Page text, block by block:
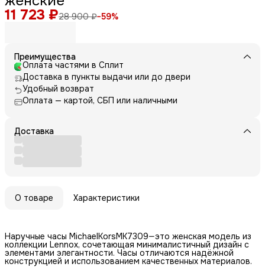
11 723 ₽28 900 ₽−59%
Преимущества
Оплата частями в Сплит
Доставка в пункты выдачи или до двери
Удобный возврат
Оплата — картой, СБП или наличными
Доставка
О товаре Характеристики
Наручные часы MichaelKorsMK7309—это женская модель из
коллекции Lennox, сочетающая минималистичный дизайн с
элементами элегантности. Часы отличаются надёжной
конструкцией и использованием качественных материалов.